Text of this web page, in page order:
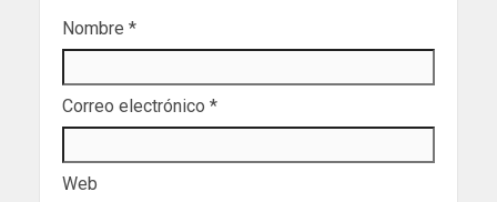
Nombre *
Correo electrónico *
Web